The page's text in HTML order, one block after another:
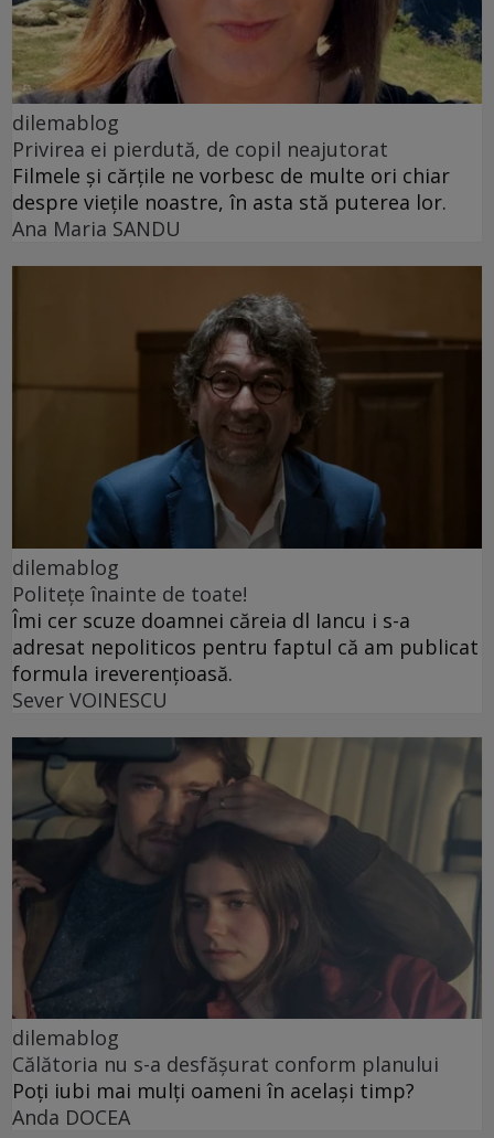
dilemablog
Privirea ei pierdută, de copil neajutorat
Filmele și cărțile ne vorbesc de multe ori chiar
despre viețile noastre, în asta stă puterea lor.
Ana Maria SANDU
dilemablog
Politețe înainte de toate!
Îmi cer scuze doamnei căreia dl Iancu i s-a
adresat nepoliticos pentru faptul că am publicat
formula ireverențioasă.
Sever VOINESCU
dilemablog
Călătoria nu s-a desfășurat conform planului
Poți iubi mai mulți oameni în același timp?
Anda DOCEA